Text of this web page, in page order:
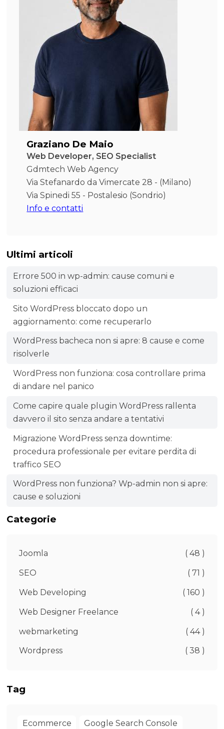
Graziano De Maio
Web Developer, SEO Specialist
Gdmtech Web Agency
Via Stefanardo da Vimercate 28 - (Milano)
Via Spinedi 55 - Postalesio (Sondrio)
Info e contatti
Ultimi articoli
Errore 500 in wp-admin: cause comuni e
soluzioni efficaci
Sito WordPress bloccato dopo un
aggiornamento: come recuperarlo
WordPress bacheca non si apre: 8 cause e come
risolverle
WordPress non funziona: cosa controllare prima
di andare nel panico
Come capire quale plugin WordPress rallenta
davvero il sito senza andare a tentativi
Migrazione WordPress senza downtime:
procedura professionale per evitare perdita di
traffico SEO
WordPress non funziona? Wp-admin non si apre:
cause e soluzioni
Categorie
Joomla ( 48 )
SEO ( 71 )
Web Developing ( 160 )
Web Designer Freelance ( 4 )
webmarketing ( 44 )
Wordpress ( 38 )
Tag
Ecommerce Google Search Console